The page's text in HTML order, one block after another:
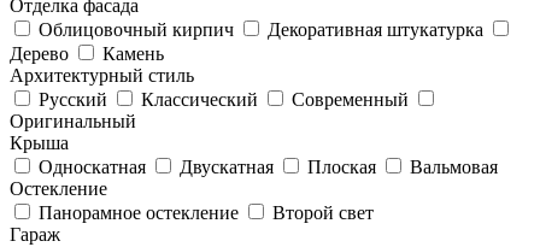
Отделка фасада
Облицовочный кирпич
Декоративная штукатурка
Дерево
Камень
Архитектурный стиль
Русский
Классический
Современный
Оригинальный
Крыша
Односкатная
Двускатная Плоская
Вальмовая
Остекление
Панорамное остекление
Второй свет
Гараж